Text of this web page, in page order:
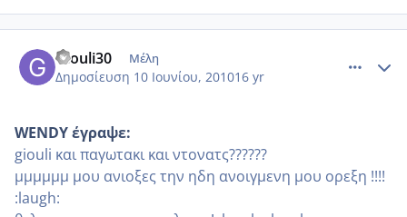
Giouli30 Μέλη
Δημοσίευση 10 Ιουνίου, 201016 yr
WENDY έγραψε:
giouli και παγωτακι και ντονατς??????
μμμμμμ μου ανιοξες την ηδη ανοιγμενη μου ορεξη !!!!
:laugh: